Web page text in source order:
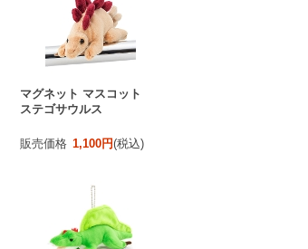
マグネット マスコット
ステゴサウルス
販売価格 1,100円(税込)